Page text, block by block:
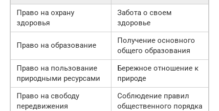
Право на охрану
здоровья
Забота о своем
здоровье
Право на образование
Получение основного
общего образования
Право на пользование
природными ресурсами
Бережное отношение к
природе
Право на свободу
передвижения
Соблюдение правил
общественного порядка